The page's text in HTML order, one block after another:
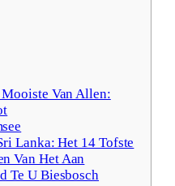
Van Allen:
Lanka: Het 14 Tofste
Van Het Aan
Te U Biesbosch